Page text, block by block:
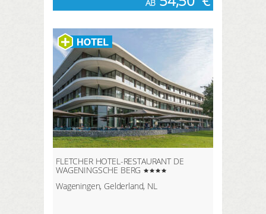
AB
FLETCHER HOTEL-RESTAURANT DE
WAGENINGSCHE BERG
Wageningen, Gelderland, NL